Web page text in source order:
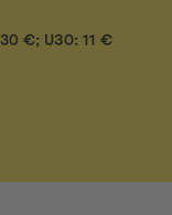
30 €; U30: 11 €